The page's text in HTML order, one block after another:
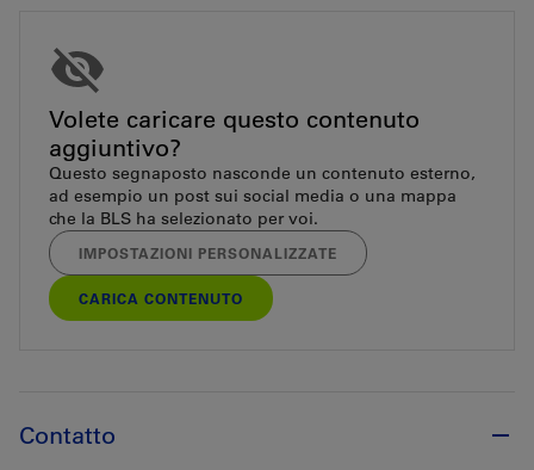
Volete caricare questo contenuto
aggiuntivo?
Questo segnaposto nasconde un contenuto esterno,
ad esempio un post sui social media o una mappa
che la BLS ha selezionato per voi.
IMPOSTAZIONI PERSONALIZZATE
CARICA CONTENUTO
Contatto